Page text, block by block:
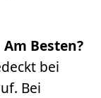
Besten?
bei
Bei